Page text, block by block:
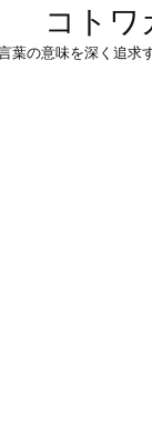
コトワ
葉の意味を深く追求